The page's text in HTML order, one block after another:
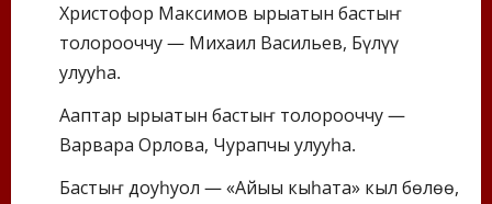
Христофор Максимов ырыатын бастыҥ
толорооччу — Михаил Васильев, Бүлүү
улууһа.
Ааптар ырыатын бастыҥ толорооччу —
Варвара Орлова, Чурапчы улууһа.
Бастыҥ доҕуһуол — «Айыы кыһата» кыл бөлөҕө,